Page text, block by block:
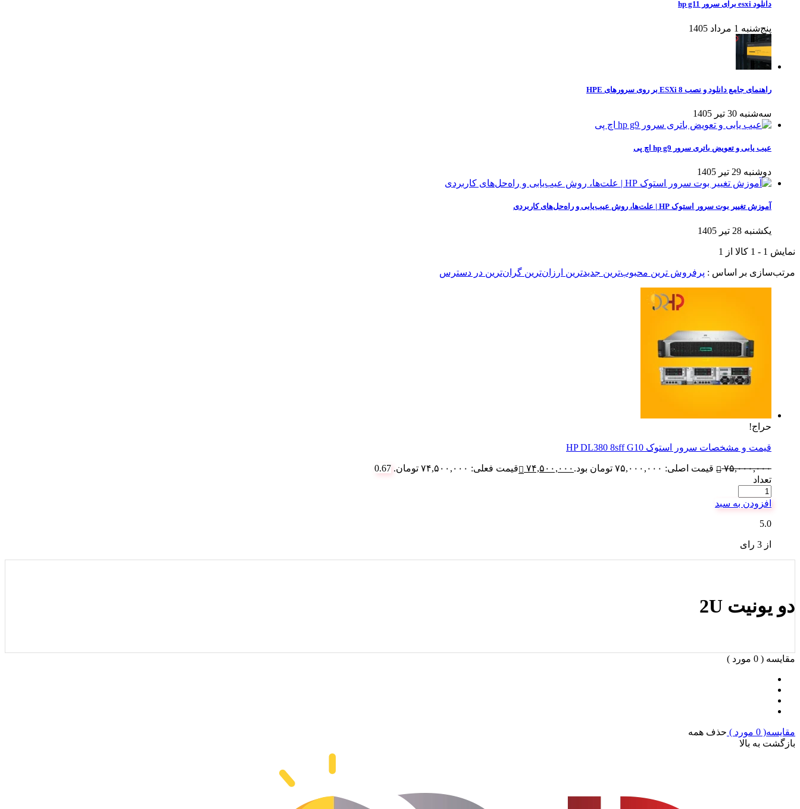
دانلود esxi برای سرور hp g11
پنج‌شنبه 1 مرداد 1405
راهنمای جامع دانلود و نصب ESXi 8 بر روی سرورهای HPE
سه‌شنبه 30 تیر 1405
عیب یابی و تعویض باتری سرور hp g9 اچ پی
دوشنبه 29 تیر 1405
آموزش تغییر بوت سرور استوک HP | علت‌ها، روش عیب‌یابی و راه‌حل‌های کاربردی
یکشنبه 28 تیر 1405
نمایش 1
-
1 کالا از 1
مرتب‌سازی بر اساس : پرفروش ترین محبوب‌ترین جدیدترین ارزان‌ترین گران‌ترین در دسترس
حراج!
قیمت و مشخصات سرور استوک HP DL380 8sff G10
۷۵,۰۰۰,۰۰۰ قیمت اصلی: ۷۵,۰۰۰,۰۰۰ تومان بود. ۷۴,۵۰۰,۰۰۰ قیمت فعلی: ۷۴,۵۰۰,۰۰۰ تومان.
0.67
تعداد
افزودن به سبد
5.0
از 3 رای
دو یونیت 2U
مقایسه ( 0 مورد )
مقایسه( 0 مورد ) حذف همه
بازگشت به بالا